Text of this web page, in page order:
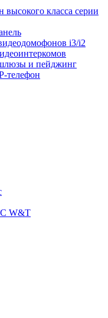
класса серии
i3/i2
и пейджинг
телефон
W&T